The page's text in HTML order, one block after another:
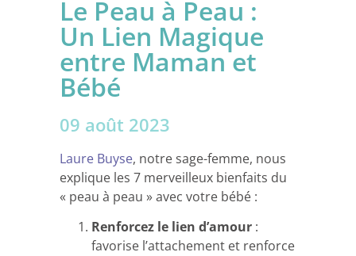
Le Peau à Peau :
Un Lien Magique
entre Maman et
Bébé
09 août 2023
Laure Buyse, notre sage-femme, nous
explique les 7 merveilleux bienfaits du
« peau à peau » avec votre bébé :
Renforcez le lien d’amour:
favorise l’attachement et renforce